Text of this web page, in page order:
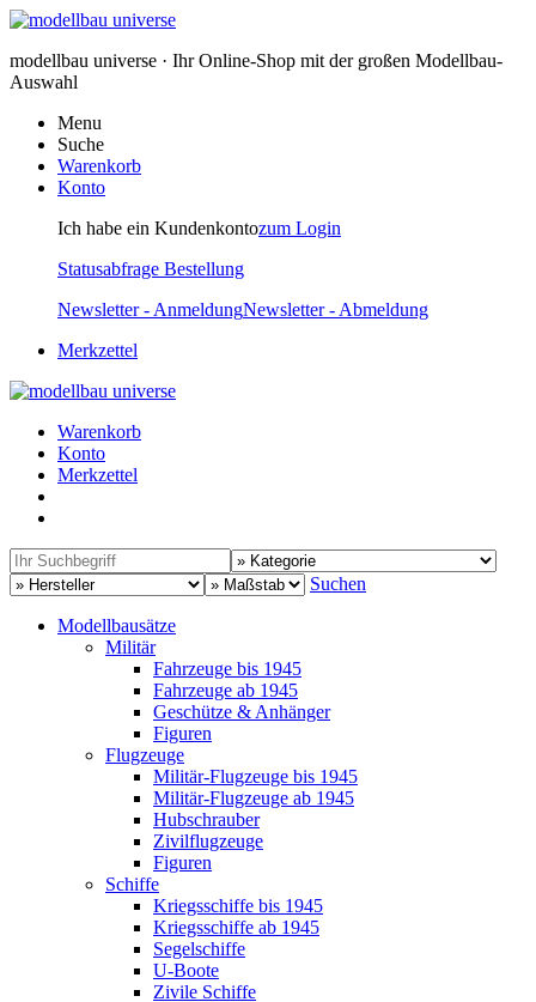
modellbau universe · Ihr Online-Shop mit der großen Modellbau-
Auswahl
Menu
Suche
Warenkorb
Konto
Ich habe ein Kundenkontozum Login
Statusabfrage Bestellung
Newsletter - AnmeldungNewsletter - Abmeldung
Merkzettel
Warenkorb
Konto
Merkzettel
Suchen
Modellbausätze
Militär
Fahrzeuge bis 1945
Fahrzeuge ab 1945
Geschütze & Anhänger
Figuren
Flugzeuge
Militär-Flugzeuge bis 1945
Militär-Flugzeuge ab 1945
Hubschrauber
Zivilflugzeuge
Figuren
Schiffe
Kriegsschiffe bis 1945
Kriegsschiffe ab 1945
Segelschiffe
U-Boote
Zivile Schiffe